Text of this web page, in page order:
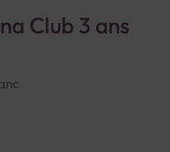
Club 3 ans